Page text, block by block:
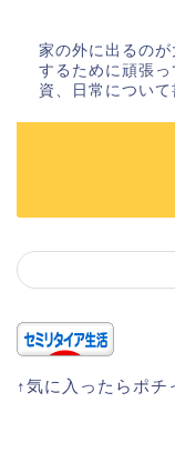
家の外に出るの
するために頑張
資、日常について
↑気に入ったらポチ